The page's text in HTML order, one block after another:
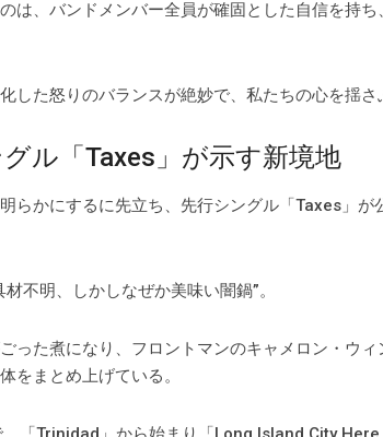
は、バンドメンバー全員が確固とした自信を持
した怒りのバランスが絶妙で、私たちの心を揺さ
ル「Taxes」が示す新境地
らかにするに先立ち、先行シングル「Taxes」
不明、しかしなぜか美味い闇鍋”。
った煮になり、フロントマンのキャメロン・ウ
をまとめ上げている。